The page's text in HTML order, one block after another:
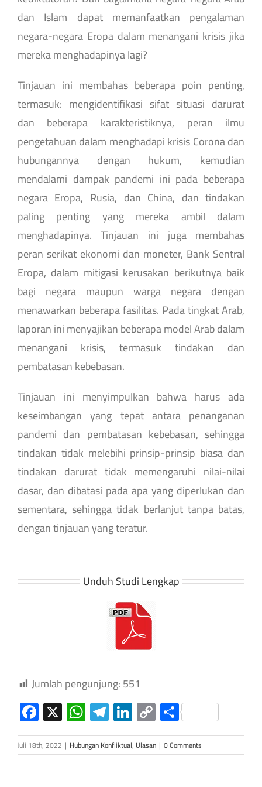
dan Islam dapat memanfaatkan pengalaman
negara-negara Eropa dalam menangani krisis jika
mereka menghadapinya lagi?
Tinjauan ini membahas beberapa poin penting,
termasuk: mengidentifikasi sifat situasi darurat
dan beberapa karakteristiknya, peran ilmu
pengetahuan dalam menghadapi krisis Corona dan
hubungannya dengan hukum, kemudian
mendalami dampak pandemi ini pada beberapa
negara Eropa, Rusia, dan China, dan tindakan
paling penting yang mereka ambil dalam
menghadapinya. Tinjauan ini juga membahas
peran serikat ekonomi dan moneter, Bank Sentral
Eropa, dalam mitigasi kerusakan berikutnya baik
bagi negara maupun warga negara dengan
menawarkan beberapa fasilitas. Pada tingkat Arab,
laporan ini menyajikan beberapa model Arab dalam
menangani krisis, termasuk tindakan dan
pembatasan kebebasan.
Tinjauan ini menyimpulkan bahwa harus ada
keseimbangan yang tepat antara penanganan
pandemi dan pembatasan kebebasan, sehingga
tindakan tidak melebihi prinsip-prinsip biasa dan
tindakan darurat tidak memengaruhi nilai-nilai
dasar, dan dibatasi pada apa yang diperlukan dan
sementara, sehingga tidak berlanjut tanpa batas,
dengan tinjauan yang teratur.
Unduh Studi Lengkap
Jumlah pengunjung:551
Facebook
X WhatsApp
Telegram
LinkedIn
Copy
Link
Share
Juli 18th, 2022 | Hubungan Konfliktual, Ulasan | 0 Comments